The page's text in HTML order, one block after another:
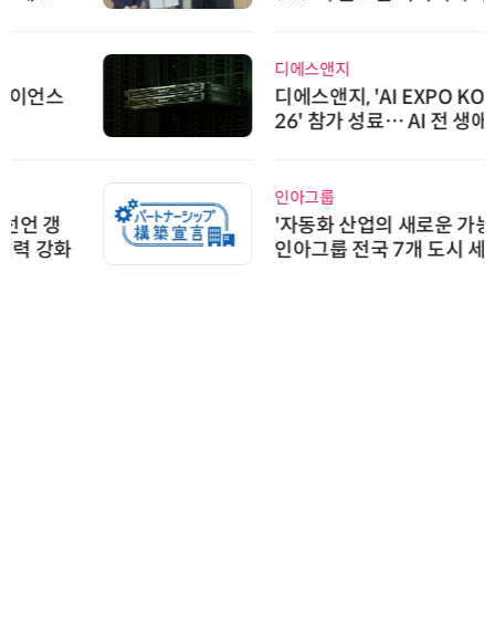
스 미팅 지원…K-바이오 해외 진출
디에스앤지, 'AI EXPO KOREA 20
26' 참가 성료… AI 전 생애주기 아
우르는 통합 솔루션 선봬
'자동화 산업의 새로운 가능성'…
인아그룹 전국 7개 도시 세미나 페